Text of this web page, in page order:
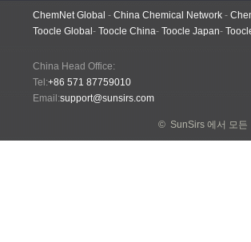
ChemNet Global - China Chemical Network -
Toocle Global - Toocle China- Toocle Japan-
China Head Office:
Tel:+86 571 87759010
Email:support@sunsirs.com
© SunSirs 에서 모